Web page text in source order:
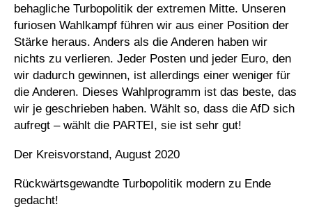
behagliche Turbopolitik der extremen Mitte. Unseren
furiosen Wahlkampf führen wir aus einer Position der
Stärke heraus. Anders als die Anderen haben wir
nichts zu verlieren. Jeder Posten und jeder Euro, den
wir dadurch gewinnen, ist allerdings einer weniger für
die Anderen. Dieses Wahlprogramm ist das beste, das
wir je geschrieben haben. Wählt so, dass die AfD sich
aufregt – wählt die PARTEI, sie ist sehr gut!
Der Kreisvorstand, August 2020
Rückwärtsgewandte Turbopolitik modern zu Ende
gedacht!